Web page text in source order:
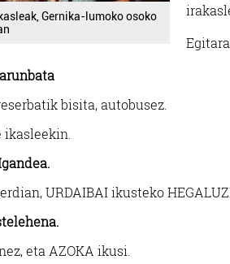
Gernika-lumoko osoko
bisita, autobusez.
ikasleekin.
URDAIBAI ikusteko
eta AZOKA ikusi.